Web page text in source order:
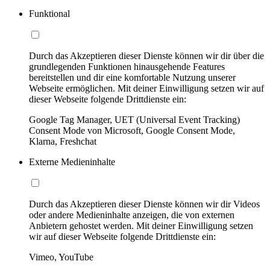
Funktional
Durch das Akzeptieren dieser Dienste können wir dir über die
grundlegenden Funktionen hinausgehende Features
bereitstellen und dir eine komfortable Nutzung unserer
Webseite ermöglichen. Mit deiner Einwilligung setzen wir auf
dieser Webseite folgende Drittdienste ein:
Google Tag Manager, UET (Universal Event Tracking)
Consent Mode von Microsoft, Google Consent Mode,
Klarna, Freshchat
Externe Medieninhalte
Durch das Akzeptieren dieser Dienste können wir dir Videos
oder andere Medieninhalte anzeigen, die von externen
Anbietern gehostet werden. Mit deiner Einwilligung setzen
wir auf dieser Webseite folgende Drittdienste ein:
Vimeo, YouTube